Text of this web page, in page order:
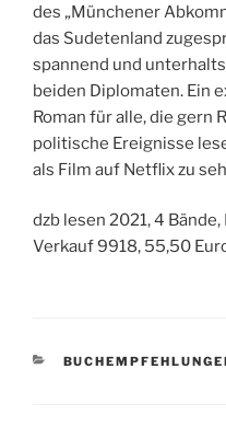
des „Münchener
das Sudetenland
spannend und
beiden Diplomaten. Ein
Roman für alle, die gern
politische Ereignisse
als Film auf Netflix zu
dzb lesen 2021, 4
Verkauf 9918, 55,50
KATEGORIEN